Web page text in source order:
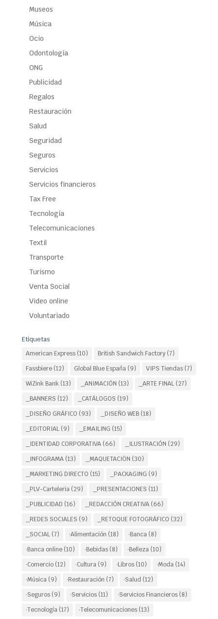
Museos
Música
Ocio
Odontología
ONG
Publicidad
Regalos
Restauración
Salud
Seguridad
Seguros
Servicios
Servicios financieros
Tax Free
Tecnología
Telecomunicaciones
Textil
Transporte
Turismo
Venta Social
Video online
Voluntariado
Etiquetas
American Express(10) British Sandwich Factory(7)
Fassbiere(12) Global Blue España(9) VIPS Tiendas(7)
WiZink Bank(13) _ANIMACIÓN (13) _ARTE FINAL(27)
_BANNERS (12) _CATÁLOGOS (19)
_DISEÑO GRÁFICO (93) _DISEÑO WEB(18)
_EDITORIAL(9) _EMAILING (15)
_IDENTIDAD CORPORATIVA(66) _ILUSTRACIÓN (29)
_INFOGRAMA(13) _MAQUETACIÖN (30)
_MARKETING DIRECTO (15) _PACKAGING (9)
_PLV-Carteleria(29) _PRESENTACIONES (11)
_PUBLICIDAD (16) _REDACCIÓN CREATIVA(66)
_REDES SOCIALES (9) _RETOQUE FOTOGRÁFICO (32)
_SOCIAL(7) ·Alimentación (18) ·Banca(8)
·Banca online(10) ·Bebidas(8) ·Belleza(10)
·Comercio(12) ·Cultura(9) ·Libros(10) ·Moda(14)
·Música(9) ·Restauración (7) ·Salud (12)
·Seguros(9) ·Servicios(11) ·Servicios Financieros(8)
·Tecnología(17) ·Telecomunicaciones(13)